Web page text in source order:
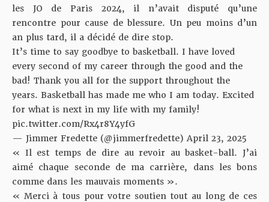
les JO de Paris 2024, il n’avait disputé qu’une
rencontre pour cause de blessure. Un peu moins d’un
an plus tard, il a décidé de dire stop.
It’s time to say goodbye to basketball. I have loved
every second of my career through the good and the
bad! Thank you all for the support throughout the
years. Basketball has made me who I am today. Excited
for what is next in my life with my family!
pic.twitter.com/Rx4r8Y4yfG
— Jimmer Fredette (@jimmerfredette)April 23, 2025
« Il est temps de dire au revoir au basket-ball. J’ai
aimé chaque seconde de ma carrière, dans les bons
comme dans les mauvais moments ».
« Merci à tous pour votre soutien tout au long de ces